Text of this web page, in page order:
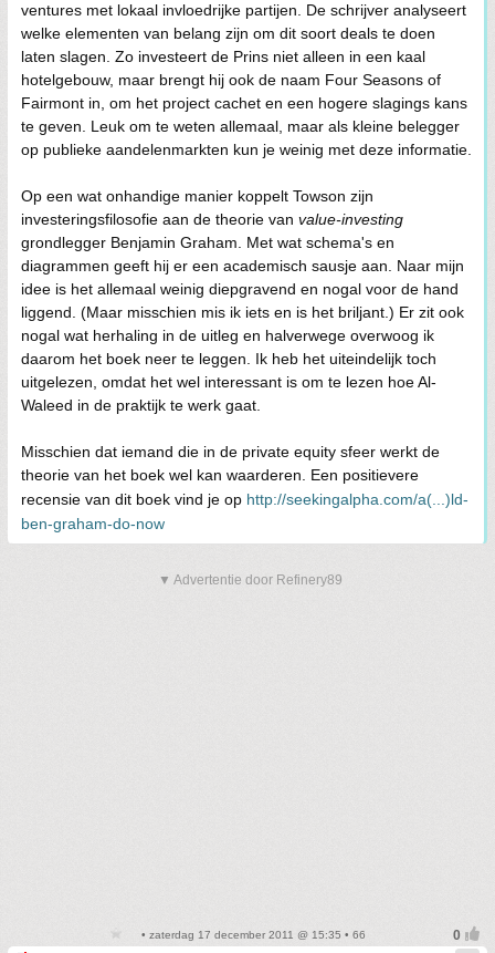
ventures met lokaal invloedrijke partijen. De schrijver analyseert
welke elementen van belang zijn om dit soort deals te doen
laten slagen. Zo investeert de Prins niet alleen in een kaal
hotelgebouw, maar brengt hij ook de naam Four Seasons of
Fairmont in, om het project cachet en een hogere slagings kans
te geven. Leuk om te weten allemaal, maar als kleine belegger
op publieke aandelenmarkten kun je weinig met deze informatie.
Op een wat onhandige manier koppelt Towson zijn
investeringsfilosofie aan de theorie van value-investing
grondlegger Benjamin Graham. Met wat schema's en
diagrammen geeft hij er een academisch sausje aan. Naar mijn
idee is het allemaal weinig diepgravend en nogal voor de hand
liggend. (Maar misschien mis ik iets en is het briljant.) Er zit ook
nogal wat herhaling in de uitleg en halverwege overwoog ik
daarom het boek neer te leggen. Ik heb het uiteindelijk toch
uitgelezen, omdat het wel interessant is om te lezen hoe Al-
Waleed in de praktijk te werk gaat.
Misschien dat iemand die in de private equity sfeer werkt de
theorie van het boek wel kan waarderen. Een positievere
recensie van dit boek vind je op http://seekingalpha.com/a(...)ld-
ben-graham-do-now
▼ Advertentie door Refinery89
• zaterdag 17 december 2011 @ 15:35 • 66